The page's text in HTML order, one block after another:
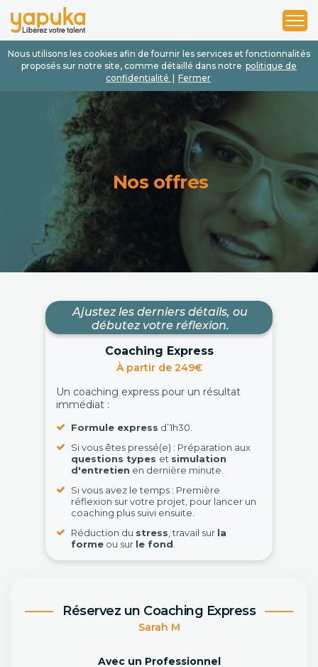
Nous utilisons les cookies afin de fournir les services et fonctionnalités
proposés sur notre site, comme détaillé dans notre politique de
confidentialité
Fermer
1
2
3
Nos offres
Ajustez les derniers détails, ou
débutez votre réflexion.
Coaching Express
À partir de 249€
Un coaching express pour un résultat
immédiat :
Formule express d’1h30.
Si vous êtes pressé(e) : Préparation aux
questions types et simulation
d'entretien en dernière minute.
Si vous avez le temps : Première
réflexion sur votre projet, pour lancer un
coaching plus suivi ensuite.
Réduction du stress , travail sur la
forme ou sur le fond
Réservez un Coaching Express
Sarah M
Avec un Professionnel